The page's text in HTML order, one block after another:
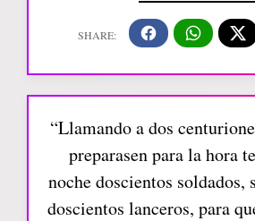
“Llamando a dos
preparasen para la hora
noche doscientos soldados,
doscientos lanceros, para